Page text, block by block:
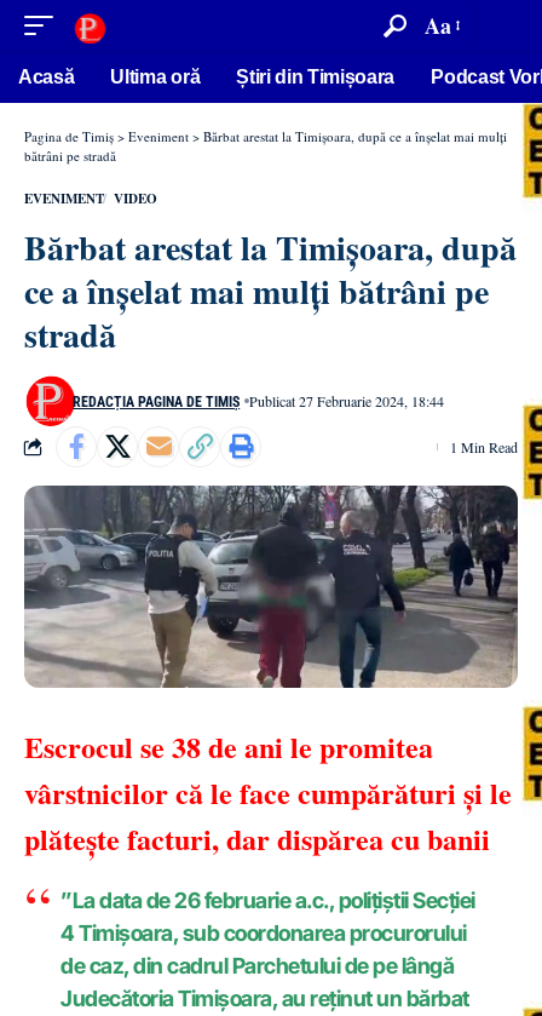
conținut Aa
Acasă Ultima oră Știri din Timișoara Podcast
Pagina de Timiș > Eveniment > Bărbat arestat la Timișoara, după ce a înşelat mai mulţi
bătrâni pe stradă
EVENIMENT VIDEO
Bărbat arestat la Timișoara, după
ce a înşelat mai mulţi bătrâni pe
stradă
REDACȚIA PAGINA DE TIMIȘ Publicat 27 Februarie 2024, 18:44
1 Min Read
Escrocul se 38 de ani le promitea
vârstnicilor că le face cumpărături şi le
plăteşte facturi, dar dispărea cu banii
”La data de 26 februarie a.c., poliţiştii Secţiei
4 Timişoara, sub coordonarea procurorului
de caz, din cadrul Parchetului de pe lângă
Judecătoria Timişoara, au reţinut un bărbat